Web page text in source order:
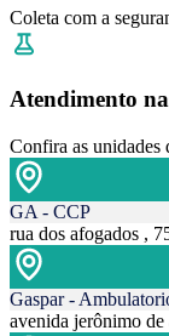
Coleta com a
Atendimento
Confira as unidades
GA - CCP
rua dos afogados ,
Gaspar -
avenida jerônimo